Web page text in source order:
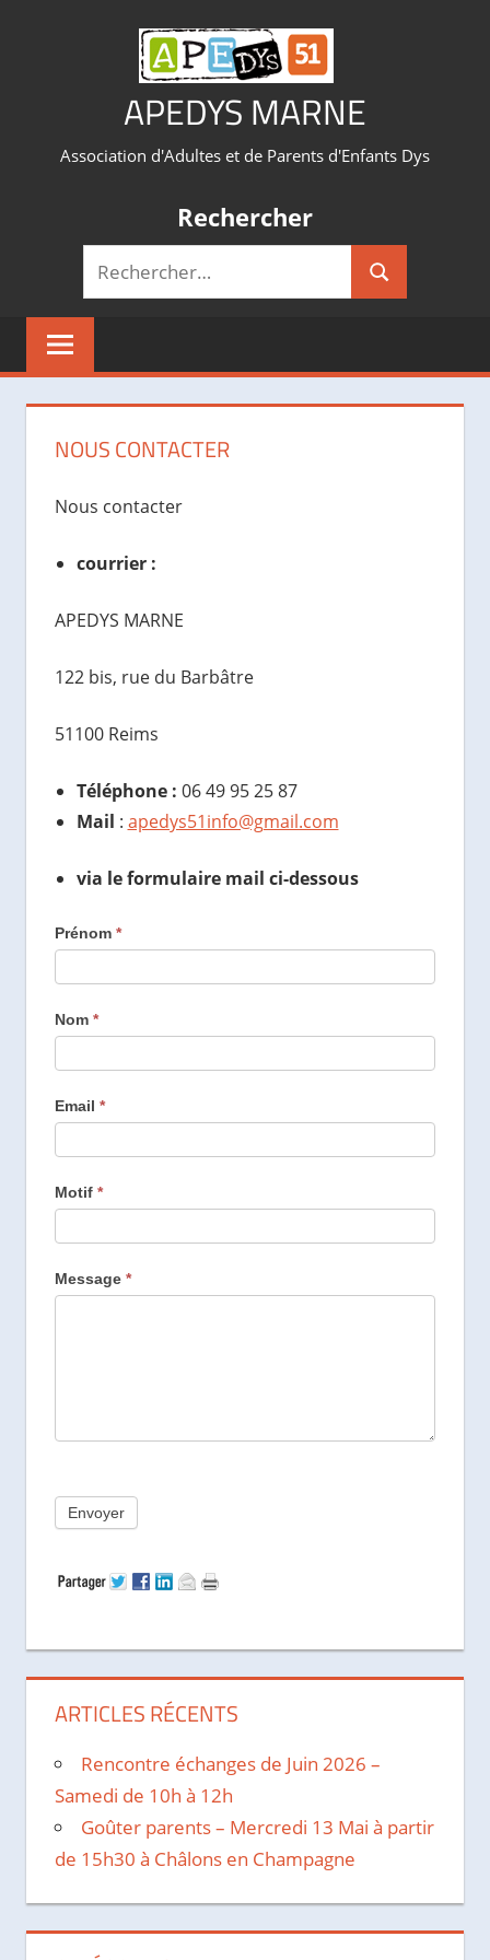
APEDYS MARNE
Association d'Adultes et de Parents d'Enfants Dys
Rechercher
Recherche
pour :
Rechercher
NOUS CONTACTER
Nous contacter
courrier :
APEDYS MARNE
122 bis, rue du Barbâtre
51100 Reims
Téléphone : 06 49 95 25 87
Mail : apedys51info@gmail.com
via le formulaire mail ci-dessous
Prénom *
Nom *
Email *
Motif *
Message *
Envoyer
ARTICLES RÉCENTS
Rencontre échanges de Juin 2026 –
Samedi de 10h à 12h
Goûter parents – Mercredi 13 Mai à partir
de 15h30 à Châlons en Champagne